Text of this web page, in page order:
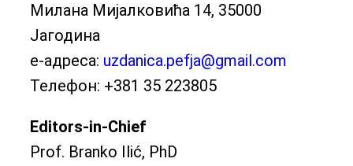
Милана Мијалковића 14, 35000
Јагодина
е-адреса: uzdanica.pefja@gmail.com
Телефон: +381 35 223805
Editors-in-Chief
Prof. Branko Ilić, PhD